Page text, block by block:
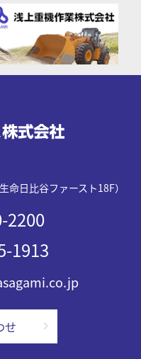
日比谷ファースト18F）
2200
1913
せ